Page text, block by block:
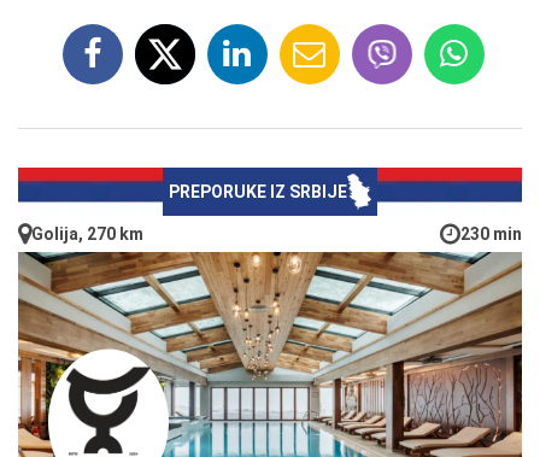
PREPORUKE IZ SRBIJE
Golija, 270 km 230 min